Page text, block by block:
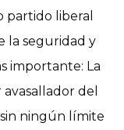
partido liberal
la seguridad y
importante: La
del
ningún límite